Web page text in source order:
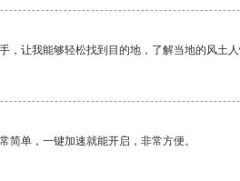
，让我能够轻松找到目的地，了解当地的风土
简单，一键加速就能开启，非常方便。